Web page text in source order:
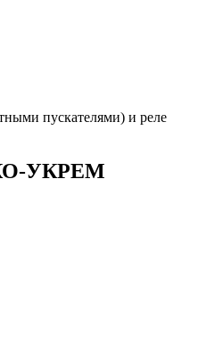
пускателями) и реле
УКРЕМ